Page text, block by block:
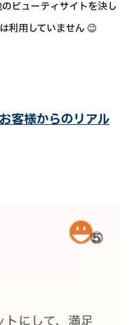
ビューティサイトを決し
利用していません 😉
客様からのリアル